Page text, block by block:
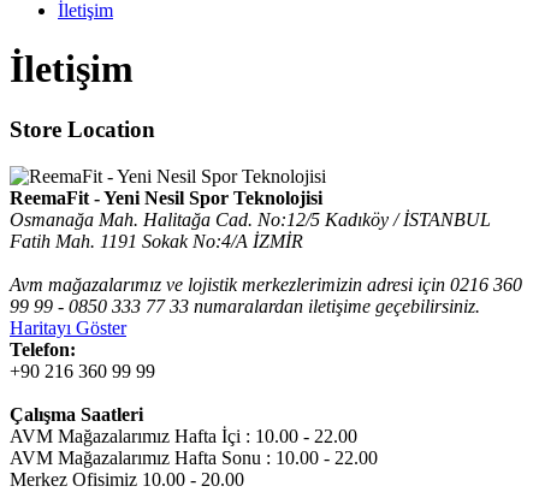
İletişim
İletişim
Store Location
ReemaFit - Yeni Nesil Spor Teknolojisi
Osmanağa Mah. Halitağa Cad. No:12/5 Kadıköy / İSTANBUL
Fatih Mah. 1191 Sokak No:4/A İZMİR
Avm mağazalarımız ve lojistik merkezlerimizin adresi için 0216 360
99 99 - 0850 333 77 33 numaralardan iletişime geçebilirsiniz.
Haritayı Göster
Telefon:
+90 216 360 99 99
Çalışma Saatleri
AVM Mağazalarımız Hafta İçi : 10.00 - 22.00
AVM Mağazalarımız Hafta Sonu : 10.00 - 22.00
Merkez Ofisimiz 10.00 - 20.00